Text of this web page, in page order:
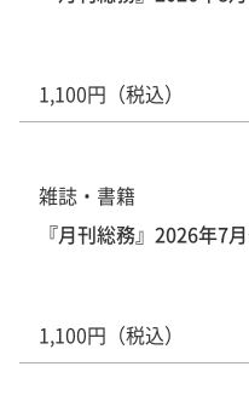
1,100円（税込）
雑誌・書籍
『月刊総務』2026年7
1,100円（税込）